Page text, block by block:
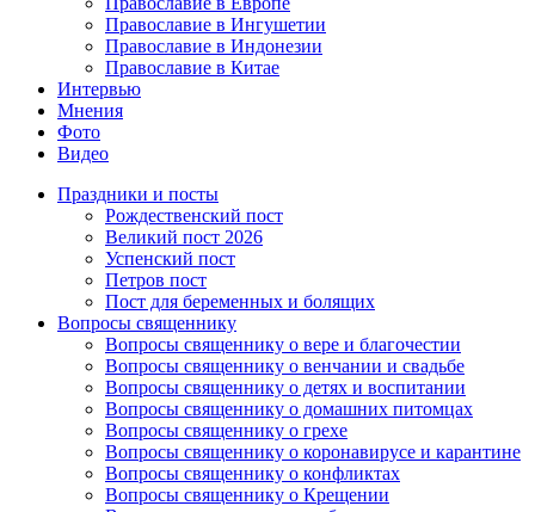
Православие в Ингушетии
Православие в Индонезии
Православие в Китае
Интервью
Мнения
Фото
Видео
Праздники и посты
Рождественский пост
Великий пост 2026
Успенский пост
Петров пост
Пост для беременных и болящих
Вопросы священнику
Вопросы священнику о вере и благочестии
Вопросы священнику о венчании и свадьбе
Вопросы священнику о детях и воспитании
Вопросы священнику о домашних питомцах
Вопросы священнику о грехе
Вопросы священнику о коронавирусе и карантине
Вопросы священнику о конфликтах
Вопросы священнику о Крещении